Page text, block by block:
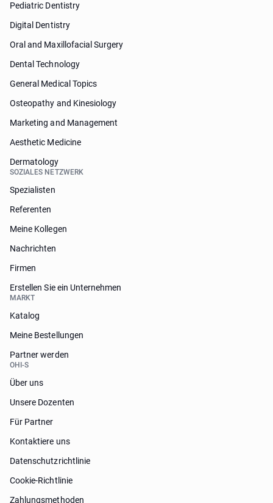
Pediatric Dentistry
Digital Dentistry
Oral and Maxillofacial Surgery
Dental Technology
General Medical Topics
Osteopathy and Kinesiology
Marketing and Management
Aesthetic Medicine
Dermatology
SOZIALES NETZWERK
Spezialisten
Referenten
Meine Kollegen
Nachrichten
Firmen
Erstellen Sie ein Unternehmen
MARKT
Katalog
Meine Bestellungen
Partner werden
OHI-S
Über uns
Unsere Dozenten
Für Partner
Kontaktiere uns
Datenschutzrichtlinie
Cookie-Richtlinie
Zahlungsmethoden